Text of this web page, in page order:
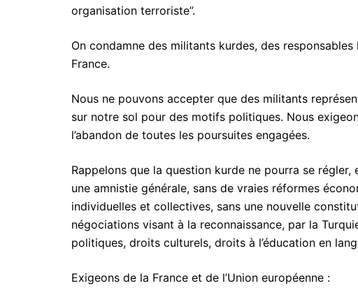
organisation terroriste”.
On condamne des militants kurdes, des
France.
Nous ne pouvons accepter que des militants
sur notre sol pour des motifs politiques. Nous
l’abandon de toutes les poursuites engagées.
Rappelons que la question kurde ne pourra se régler,
une amnistie générale, sans de vraies réformes
individuelles et collectives, sans une nouvelle
négociations visant à la reconnaissance, par la
politiques, droits culturels, droits à l’éducation en
Exigeons de la France et de l’Union européenne :